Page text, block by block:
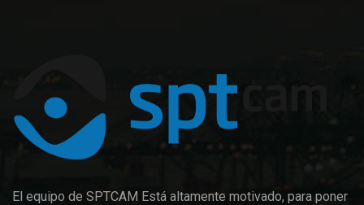
El equipo de SPTCAM Está altamente motivado, para poner